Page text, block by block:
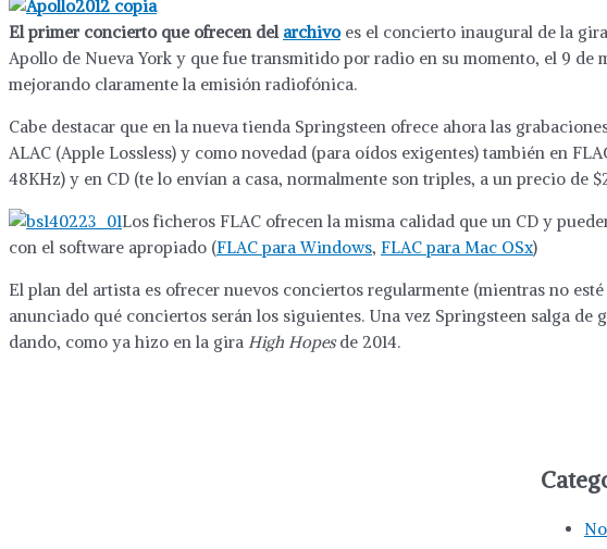
El primer concierto que ofrecen del archivoes el concierto inaugural de la gira
Apollo de Nueva York y que fue transmitido por radio en su momento, el 9 de
mejorando claramente la emisión radiofónica.
Cabe destacar que en la nueva tienda Springsteen ofrece ahora las
ALAC (Apple Lossless) y como novedad (para oídos exigentes) también en
48KHz) y en CD (te lo envían a casa, normalmente son triples, a un precio de
Los ficheros FLAC ofrecen la misma calidad que un CD y
con el software apropiado (FLAC para Windows, FLAC para Mac OSx)
El plan del artista es ofrecer nuevos conciertos regularmente (mientras no
anunciado qué conciertos serán los siguientes. Una vez Springsteen salga de
dando, como ya hizo en la gira High Hopesde 2014.